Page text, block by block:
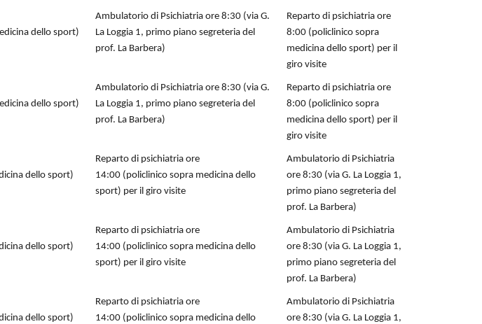
dello sport)
Ambulatorio di Psichiatria ore 8:30 (via G.
La Loggia 1, primo piano segreteria del
prof. La Barbera)
Reparto di psichiatria ore
8:00 (policlinico sopra
medicina dello sport) per il
giro visite
dello sport)
Ambulatorio di Psichiatria ore 8:30 (via G.
La Loggia 1, primo piano segreteria del
prof. La Barbera)
Reparto di psichiatria ore
8:00 (policlinico sopra
medicina dello sport) per il
giro visite
dello sport)
Reparto di psichiatria ore
14:00 (policlinico sopra medicina dello
sport) per il giro visite
Ambulatorio di Psichiatria
ore 8:30 (via G. La Loggia 1,
primo piano segreteria del
prof. La Barbera)
dello sport)
Reparto di psichiatria ore
14:00 (policlinico sopra medicina dello
sport) per il giro visite
Ambulatorio di Psichiatria
ore 8:30 (via G. La Loggia 1,
primo piano segreteria del
prof. La Barbera)
dello sport)
Reparto di psichiatria ore
14:00 (policlinico sopra medicina dello
Ambulatorio di Psichiatria
ore 8:30 (via G. La Loggia 1,